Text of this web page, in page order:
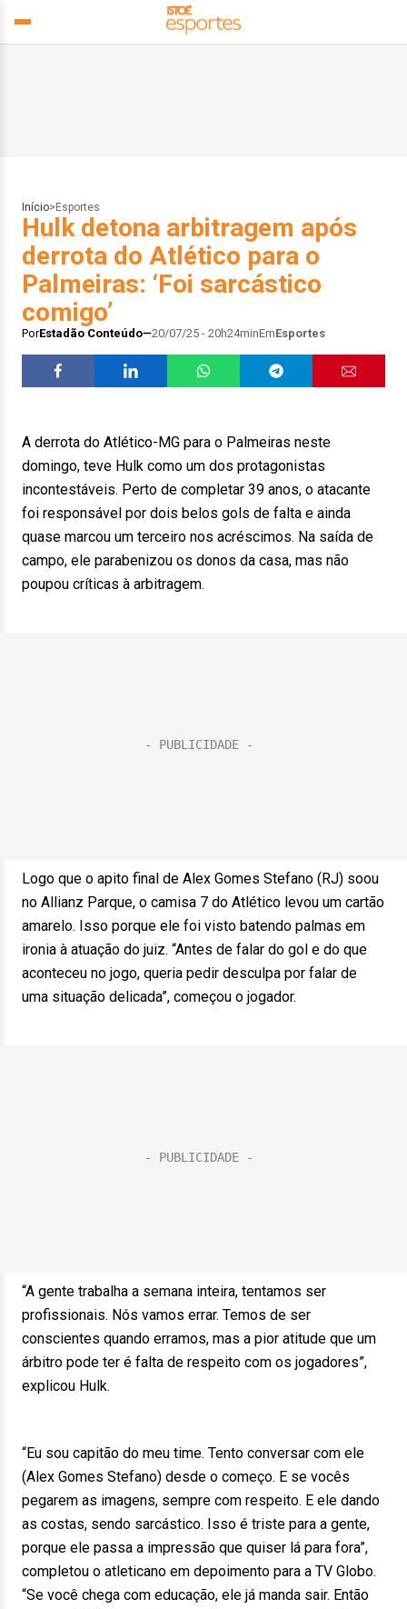
Início> Esportes
Hulk detona arbitragem após
derrota do Atlético para o
Palmeiras: ‘Foi sarcástico
comigo’
PorEstadão Conteúdo 20/07/25 - 20h24minEmEsportes
A derrota do Atlético-MG para o Palmeiras neste
domingo, teve Hulk como um dos protagonistas
incontestáveis. Perto de completar 39 anos, o atacante
foi responsável por dois belos gols de falta e ainda
quase marcou um terceiro nos acréscimos. Na saída de
campo, ele parabenizou os donos da casa, mas não
poupou críticas à arbitragem.
Logo que o apito final de Alex Gomes Stefano (RJ) soou
no Allianz Parque, o camisa 7 do Atlético levou um cartão
amarelo. Isso porque ele foi visto batendo palmas em
ironia à atuação do juiz. “Antes de falar do gol e do que
aconteceu no jogo, queria pedir desculpa por falar de
uma situação delicada”, começou o jogador.
“A gente trabalha a semana inteira, tentamos ser
profissionais. Nós vamos errar. Temos de ser
conscientes quando erramos, mas a pior atitude que um
árbitro pode ter é falta de respeito com os jogadores”,
explicou Hulk.
“Eu sou capitão do meu time. Tento conversar com ele
(Alex Gomes Stefano) desde o começo. E se vocês
pegarem as imagens, sempre com respeito. E ele dando
as costas, sendo sarcástico. Isso é triste para a gente,
porque ele passa a impressão que quiser lá para fora”,
completou o atleticano em depoimento para a TV Globo.
“Se você chega com educação, ele já manda sair. Então